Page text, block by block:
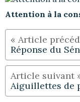
Attention à la